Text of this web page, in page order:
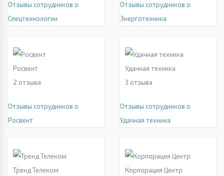
Отзывы сотрудников о
Спецтехнологии
Отзывы сотрудников о
Энерготехника
Росвент
2 отзыва
Отзывы сотрудников о
Росвент
Удачная техника
3 отзыва
Отзывы сотрудников о
Удачная техника
Тренд Телеком
Корпорация Центр